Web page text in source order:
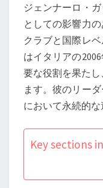
ジェンナーロ・
としての影響力
クラブと国際レ
はイタリアの
要な役割を果た
ます。彼のリー
において永続的な
Key sections